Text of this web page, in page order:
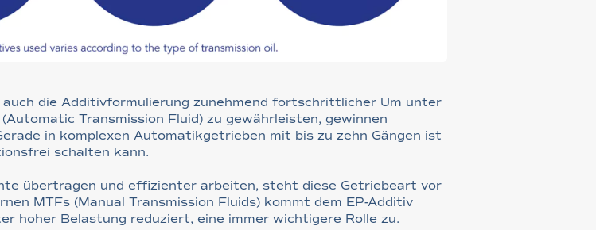
die Additivformulierung zunehmend fortschrittlicher Um unter
Transmission Fluid) zu gewährleisten, gewinnen
in komplexen Automatikgetrieben mit bis zu zehn Gängen ist
schalten kann.
übertragen und effizienter arbeiten, steht diese Getriebeart vor
MTFs (Manual Transmission Fluids) kommt dem EP-Additiv
hoher Belastung reduziert, eine immer wichtigere Rolle zu.